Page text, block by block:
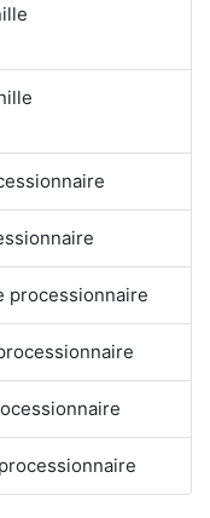
processionnaire